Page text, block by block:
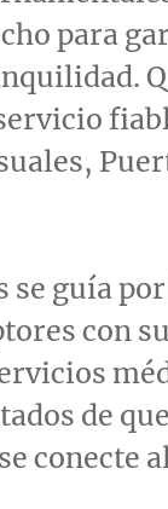
para
se guía
con
de que
conecte